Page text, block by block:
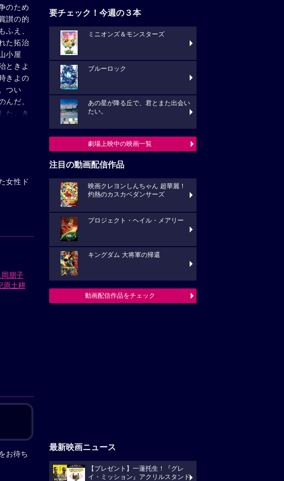
のため
讃の的
ふえ、
た拓治
小屋
ときよ
きよの
つい
んだ。
た。き
めた疲
た。事
女性ド
朋子
原土耕
をお待ち
要チェック！今週の３本
ミニオンズ＆モンスターズ
ブルーロック
あの星が降る丘で、君とまた出会い
たい。
劇場上映中の映画一覧
注目の動画配信作品
映画クレヨンしんちゃん 超華麗！
灼熱のカスカベダンサーズ
プロジェクト・ヘイル・メアリー
キングダム 大将軍の帰還
動画配信作品をチェック
最新映画ニュース
【プレゼント】一蓮托生！『グレ
イ・ミッション』アクリルスタンド